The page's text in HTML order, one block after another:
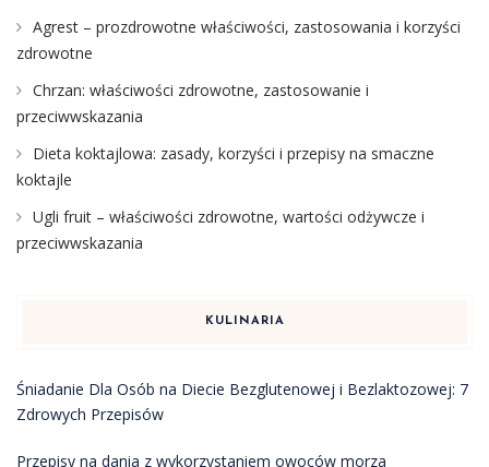
Agrest – prozdrowotne właściwości, zastosowania i korzyści
zdrowotne
Chrzan: właściwości zdrowotne, zastosowanie i
przeciwwskazania
Dieta koktajlowa: zasady, korzyści i przepisy na smaczne
koktajle
Ugli fruit – właściwości zdrowotne, wartości odżywcze i
przeciwwskazania
KULINARIA
Śniadanie Dla Osób na Diecie Bezglutenowej i Bezlaktozowej: 7
Zdrowych Przepisów
Przepisy na dania z wykorzystaniem owoców morza